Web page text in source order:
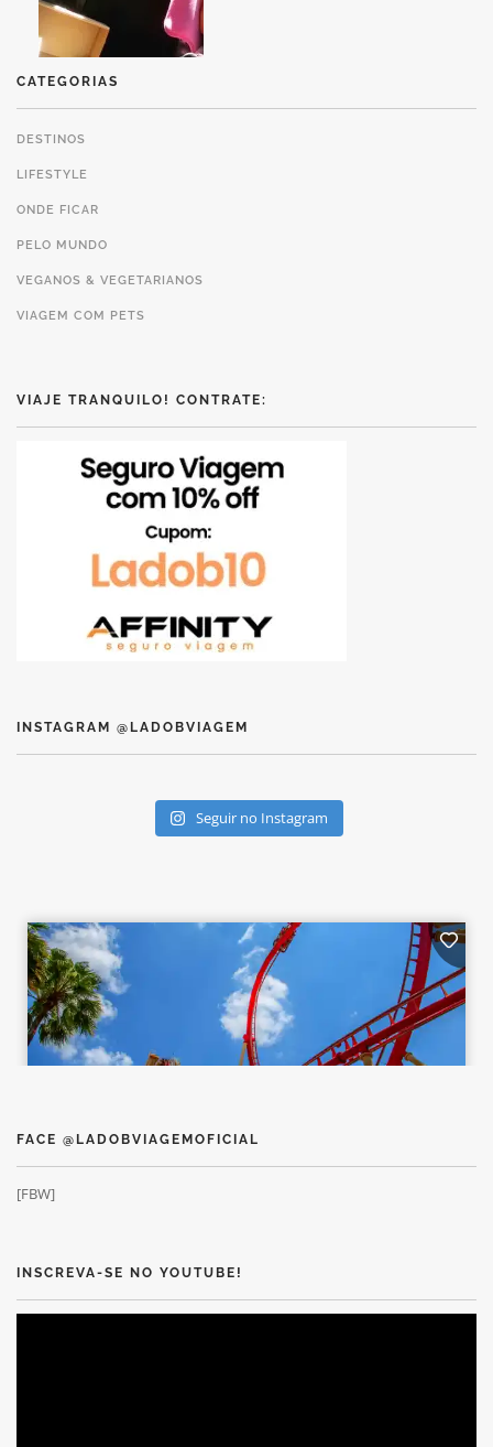
CATEGORIAS
DESTINOS
LIFESTYLE
ONDE FICAR
PELO MUNDO
VEGANOS & VEGETARIANOS
VIAGEM COM PETS
VIAJE TRANQUILO! CONTRATE:
INSTAGRAM @LADOBVIAGEM
Seguir no Instagram
FACE @LADOBVIAGEMOFICIAL
[FBW]
INSCREVA-SE NO YOUTUBE!